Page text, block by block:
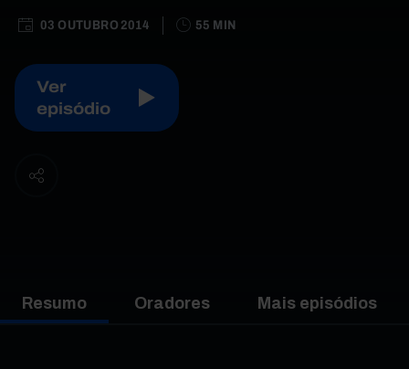
03 OUTUBRO 2014 55 MIN
Ver
episódio
Resumo Oradores Mais episódios